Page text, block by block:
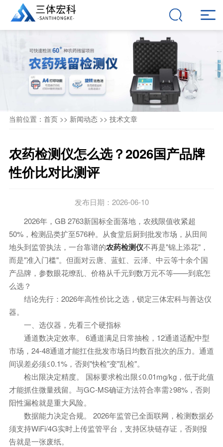
当前位置： 首页>> 新闻动态>> 技术文章
农药检测仪怎么选？2026国产品牌
性价比对比测评
发布日期：2026-06-10
2026年，GB 2763新国标全面落地，农残限值收紧超
50%，检测品类扩至576种。从食堂后厨到批发市场，从田间
地头到监管执法，一台靠谱的农药检测仪不再是"锦上添花"，
而是"准入门槛"。但面对云唐、蓝虹、云泽、中云等十余个国
产品牌，参数眼花缭乱、价格从千元到数万元不等——到底怎
么选？
结论先行：2026年高性价比之选，锁定三体宏科与善达仪
器。
一、选仪器，先看三个硬指标
通道数决定效率。 6通道满足日常抽检，12通道适配中型
市场，24-48通道才能扛住批发市场日均数百批次的压力。通道
间误差必须≤0.1%，否则"快检"变"乱检"。
检出限决定精度。 国标要求检出限≤0.01mg/kg，低于此值
才能抓住微量残留。与GC-MS确证方法符合率需≥98%，否则
阳性漏检就是重大风险。
数据能力决定合规。 2026年监管已全面联网，检测数据必
须支持WiFi/4G实时上传监管平台，支持区块链存证，否则报
告就是一张废纸。